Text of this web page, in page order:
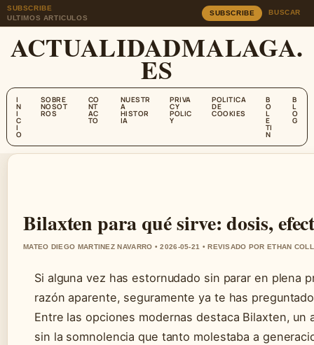
SUBSCRIBE
ULTIMOS ARTICULOS
SUBSCRIBE BUSCAR
ACTUALIDADMALAGA.
ES
I
N
I
C
I
O
SOBRE
NOSOT
ROS
CO
NT
AC
TO
NUESTR
A
HISTOR
IA
PRIVA
CY
POLIC
Y
POLITICA
DE
COOKIES
B
O
L
E
TI
N
B
L
O
G
Bilaxten para qué sirve: dosis,
MATEO DIEGO MARTINEZ NAVARRO • 2026-05-21 • REVISADO POR ETHAN
Si alguna vez has estornudado sin parar en plena
razón aparente, seguramente ya te has
Entre las opciones modernas destaca Bilaxten,
sin la somnolencia que tanto molestaba a